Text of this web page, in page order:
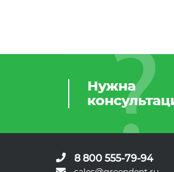
8 800 555-79-94